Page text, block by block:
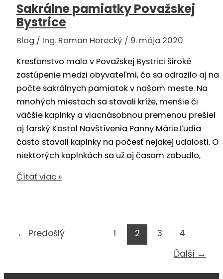
Sakrálne pamiatky Považskej
Bystrice
Blog / Ing. Roman Horecký / 9. mája 2020
Kresťanstvo malo v Považskej Bystrici široké
zastúpenie medzi obyvateľmi, čo sa odrazilo aj na
počte sakrálnych pamiatok v našom meste. Na
mnohých miestach sa stavali kríže, menšie či
väčšie kaplnky a viacnásobnou premenou prešiel
aj farský Kostol Navštívenia Panny Márie.Ľudia
často stavali kaplnky na počesť nejakej udalosti. O
niektorých kaplnkách sa už aj časom zabudlo,
Sakrálne
Čítať viac »
← Predošlý 1 2 3
4
Ďalší →